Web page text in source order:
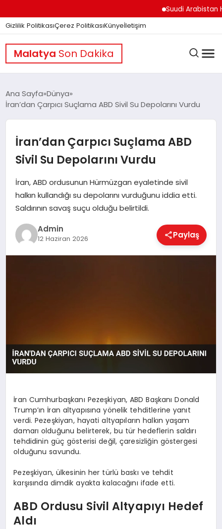
Suudi Arabistan
Gizlilik PolitikasıÇerez PolitikasıKünyeİletişim
Malatya Son Dakika
GÜNDEM
DÜNYA
EĞITIM
EKONOMI
TEKNOLOJI
Ana Sayfa Dünya
İran’dan Çarpıcı Suçlama ABD Sivil Su Depolarını Vurdu
İran’dan Çarpıcı Suçlama ABD
Sivil Su Depolarını Vurdu
İran, ABD ordusunun Hürmüzgan eyaletinde sivil
halkın kullandığı su depolarını vurduğunu iddia etti.
Saldırının savaş suçu olduğu belirtildi.
Admin
12 Haziran 2026 Paylaş
İran Cumhurbaşkanı Pezeşkiyan, ABD Başkanı Donald
Trump’ın İran altyapısına yönelik tehditlerine yanıt
verdi. Pezeşkiyan, hayati altyapıların halkın yaşam
damarı olduğunu belirterek, bu tür hedeflerin saldırı
tehdidinin güç gösterisi değil, çaresizliğin göstergesi
olduğunu savundu.
Pezeşkiyan, ülkesinin her türlü baskı ve tehdit
karşısında dimdik ayakta kalacağını ifade etti.
ABD Ordusu Sivil Altyapıyı Hedef
Aldı